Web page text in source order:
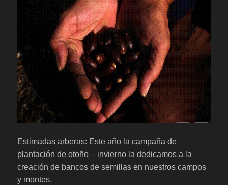
Estimadas arberas: Este año la campaña de
plantación de otoño – invierno la dedicamos a la
creación de bancos de semillas en nuestros campos
y montes.